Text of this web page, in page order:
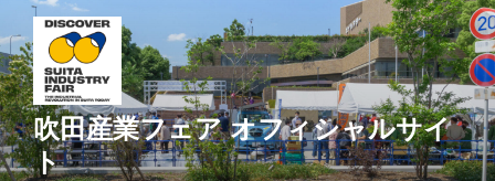
ン
テ
ン
ツ
へ
ス
吹田産業フェア オフィシャルサイ
ト